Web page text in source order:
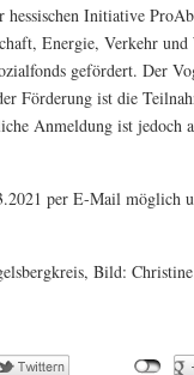
Initiative
Energie, Verkehr und
gefördert. Der
Förderung ist die
Anmeldung ist jedoch
per E-Mail möglich
Bild: